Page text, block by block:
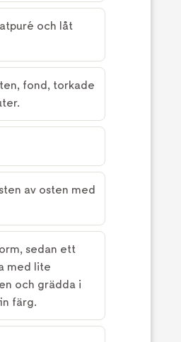
och låt
fond, torkade
av osten med
sedan ett
med lite
och grädda i
färg.